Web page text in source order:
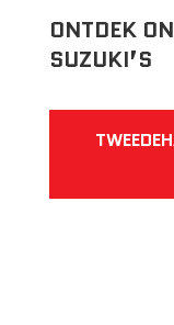
ONTDEK
SUZUKI’S